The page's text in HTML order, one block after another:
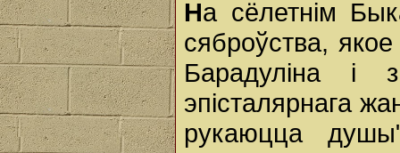
На сёлетнім
сяброўства,
Барадуліна і
эпісталярнага
рукаюцца